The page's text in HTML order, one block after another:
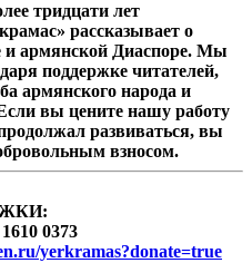
тридцати лет
рассказывает о
армянской Диаспоре. Мы
поддержке читателей,
армянского народа и
вы цените нашу работу
развиваться, вы
взносом.
0373
yerkramas?donate=true